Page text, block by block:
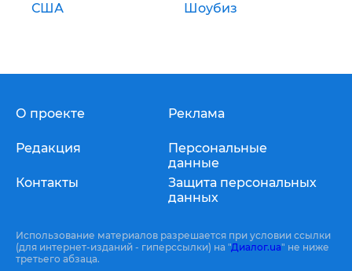
США Шоубиз
О проекте
Редакция
Контакты
Реклама
Персональные
данные
Защита персональных
данных
Использование материалов разрешается при условии ссылки
(для интернет-изданий - гиперссылки) на "Диалог.ua" не ниже
третьего абзаца.